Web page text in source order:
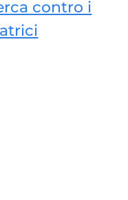
contro i